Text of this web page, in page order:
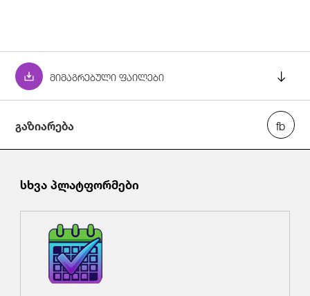
გაზიარება
მიმაგრებული ფაილები
დადგენილება_N6,_27.06_.24_.pdf
სხვა პლატფორმები